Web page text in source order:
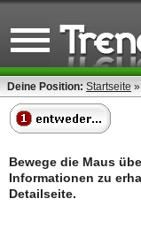
Deine Position: Startseite »
Bewege die Maus
Informationen zu
Detailseite.